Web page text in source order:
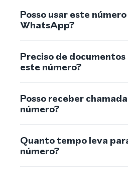
Posso usar este
WhatsApp?
Preciso de
este número?
Posso receber
número?
Quanto tempo leva
número?